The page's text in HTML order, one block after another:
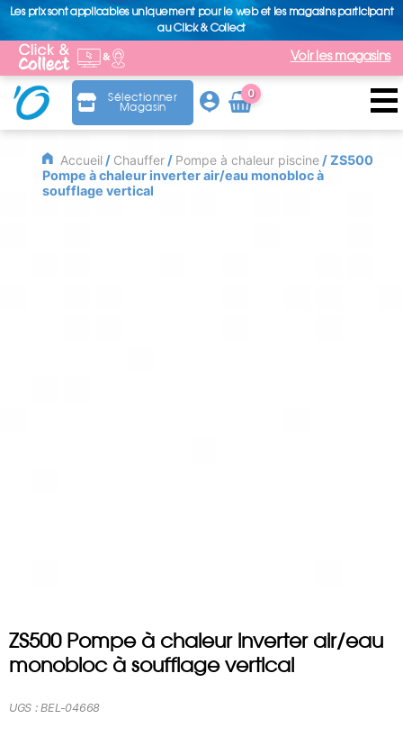
Les prix sont applicables uniquement pour le web et les magasins participant
au Click & Collect
Voir les magasins
Sélectionner
Magasin
0
Arti
cle
Accueil/ Chauffer/ Pompe à chaleur piscine/ ZS500
Pompe à chaleur inverter air/eau monobloc à
soufflage vertical
ZS500 Pompe à chaleur inverter air/eau
monobloc à soufflage vertical
UGS :BEL-04668